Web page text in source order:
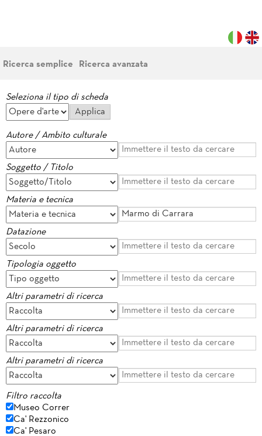
Ricerca semplice Ricerca avanzata
Seleziona il tipo di scheda
Autore / Ambito culturale
Soggetto / Titolo
Materia e tecnica
Datazione
Tipologia oggetto
Altri parametri di ricerca
Altri parametri di ricerca
Altri parametri di ricerca
Filtro raccolta
Museo Correr
Ca' Rezzonico
Ca' Pesaro